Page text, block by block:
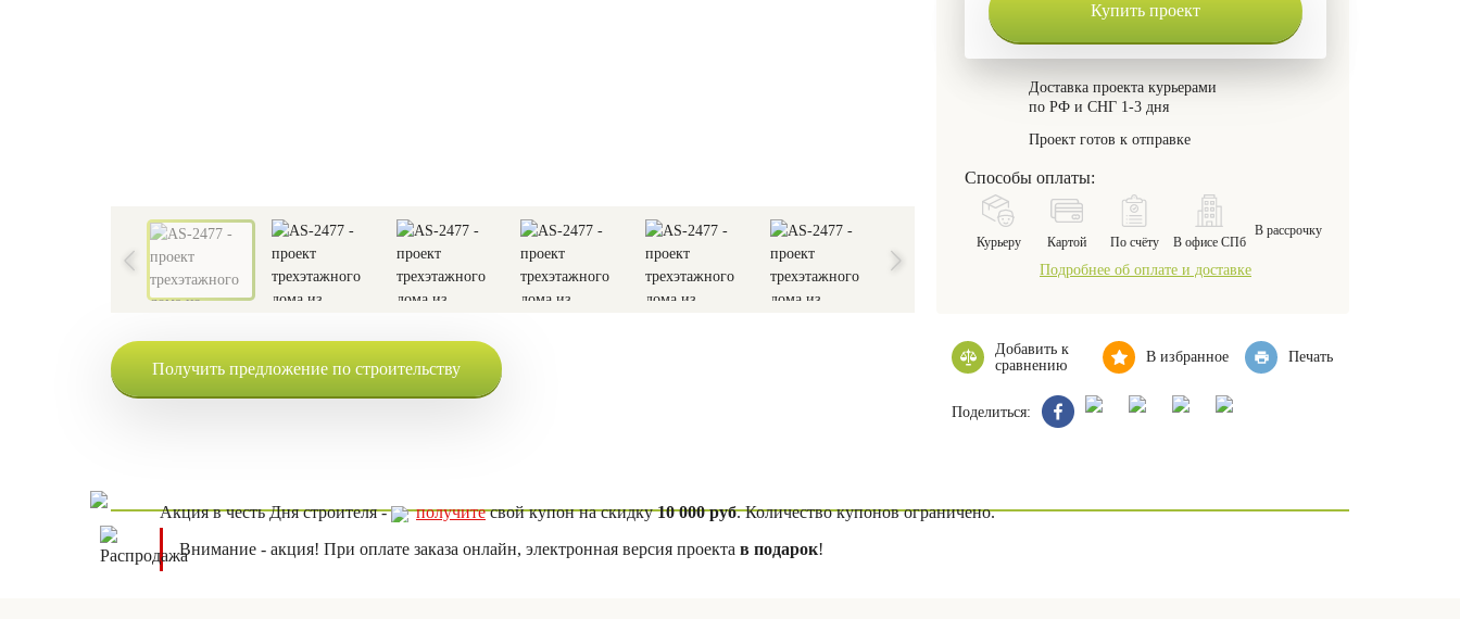
Купить проект
Доставка проекта курьерами
по РФ и СНГ 1-3 дня
Проект готов к отправке
Способы оплаты:
Курьеру Картой По счёту В офисе СПб
В рассрочку
Подробнее об оплате и доставке
Получить предложение по строительству
Добавить к
сравнению
В избранное Печать
Поделиться:
Акция в честь Дня строителя - получитесвой купон на скидку10 000 руб. Количество купонов ограничено.
Внимание - акция! При оплате заказа онлайн, электронная версия проекта в подарок!